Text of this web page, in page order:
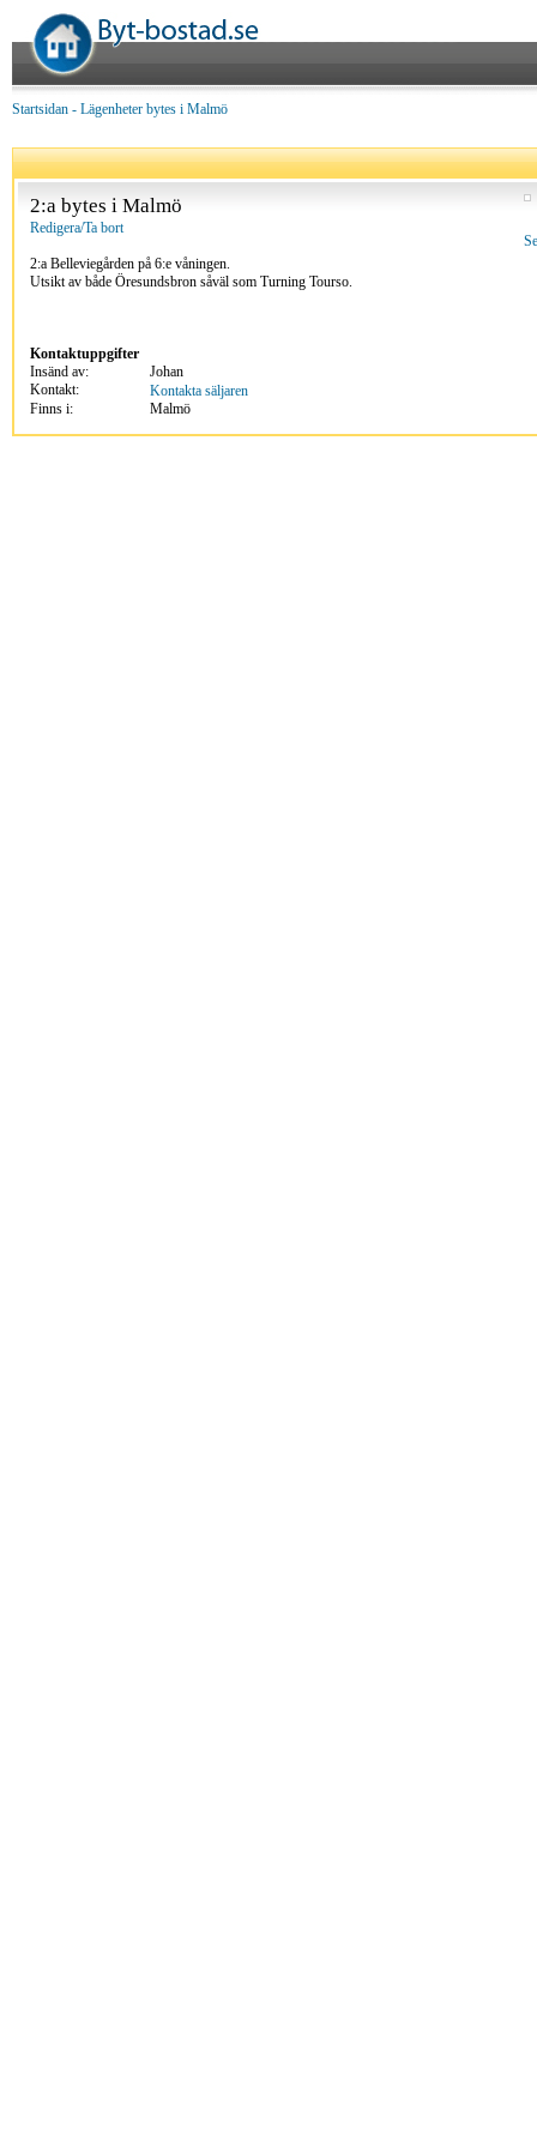
Startsidan - Lägenheter bytes i Malmö
2:a bytes i Malmö
Redigera/Ta bort
2:a Belleviegården på 6:e våningen.
Utsikt av både Öresundsbron såväl som Turning Tourso.
Kontaktuppgifter
Insänd av:
Johan
Kontakt:
Kontakta säljaren
Finns i:
Malmö